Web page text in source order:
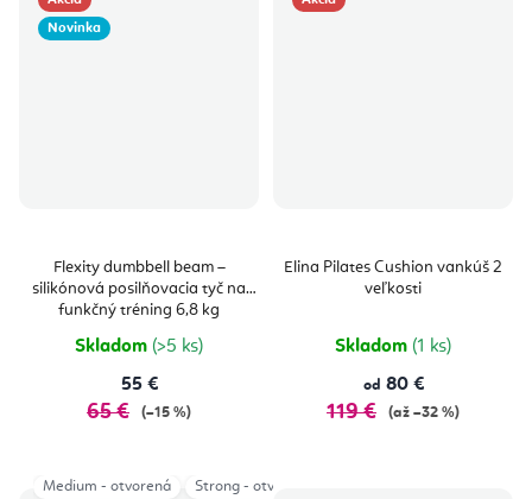
Novinka
Flexity dumbbell beam –
silikónová posilňovacia tyč na
funkčný tréning 6,8 kg
Skladom (>5 ks)
55 €
65 € (–15 %)
Elina Pilates Cushion vankúš 2
veľkosti
Skladom (1 ks)
od 80 €
119 € (až –32 %)
Medium - otvorená Strong - otvorená